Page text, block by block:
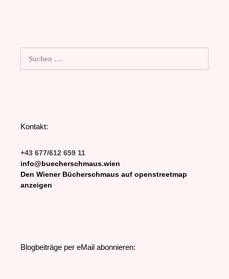
nach:
Kontakt:
+43 677/612 659 11
info@buecherschmaus.wien
Den Wiener Bücherschmaus auf openstreetmap
anzeigen
Blogbeiträge per eMail abonnieren: